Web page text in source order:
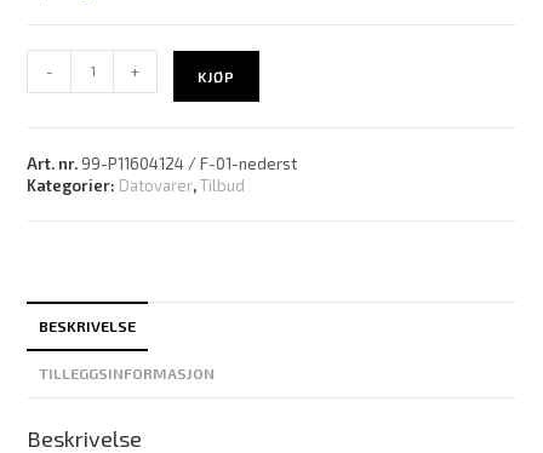
- + KJØP
Art. nr. 99-P11604124 / F-01-nederst
Kategorier: Datovarer,Tilbud
BESKRIVELSE
TILLEGGSINFORMASJON
Beskrivelse